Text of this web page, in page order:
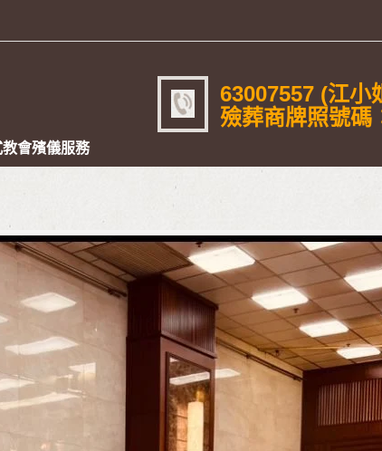
會殯儀服務
63007557 (江小
殮葬商牌照號碼